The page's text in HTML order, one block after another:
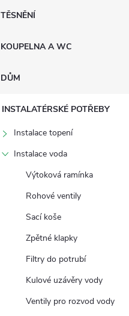
TĚSNĚNÍ
KOUPELNA A WC
DŮM
INSTALATÉRSKÉ POTŘEBY
Instalace topení
Instalace voda
Výtoková ramínka
Rohové ventily
Sací koše
Zpětné klapky
Filtry do potrubí
Kulové uzávěry vody
Ventily pro rozvod vody